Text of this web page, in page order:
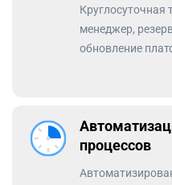
Круглосуточная
менеджер,
обновление
процессов